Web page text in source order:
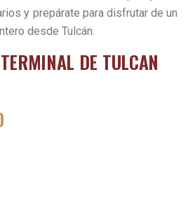
y prepárate para disfrutar de un
desde Tulcán.
TERMINAL DE TULCAN